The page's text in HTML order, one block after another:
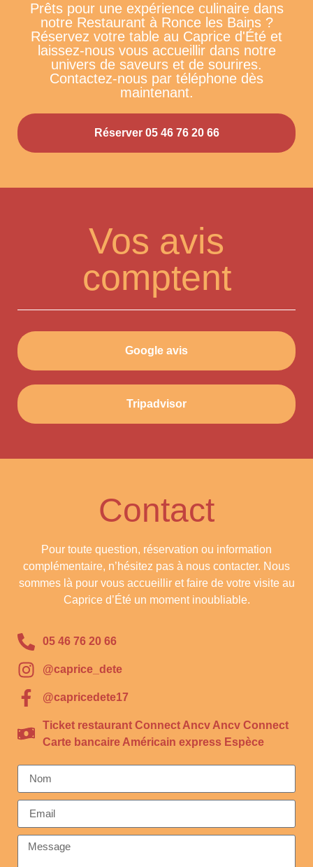
Prêts pour une expérience culinaire dans
notre Restaurant à Ronce les Bains ?
Réservez votre table au Caprice d'Été et
laissez-nous vous accueillir dans notre
univers de saveurs et de sourires.
Contactez-nous par téléphone dès
maintenant.
Réserver 05 46 76 20 66
Vos avis
comptent
Google avis
Tripadvisor
Contact
Pour toute question, réservation ou information
complémentaire, n’hésitez pas à nous contacter. Nous
sommes là pour vous accueillir et faire de votre visite au
Caprice d’Été un moment inoubliable.
05 46 76 20 66
@caprice_dete
@capricedete17
Ticket restaurant Connect Ancv Ancv Connect
Carte bancaire Américain express Espèce